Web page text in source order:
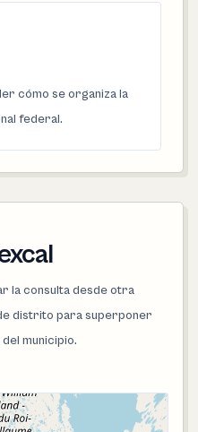
cómo se organiza la
federal.
la consulta desde otra
distrito para superponer
municipio.